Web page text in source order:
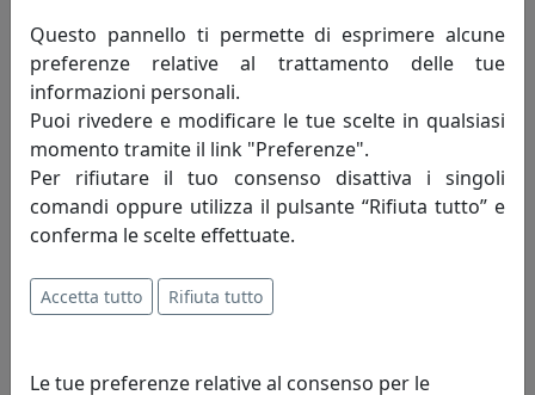
SPECCHIO TEMPLE GRANDE, COD. 0SP0334C16
Arti e Mestieri
420,84 €
Questo pannello ti permette di esprimere alcune
preferenze relative al trattamento delle tue
informazioni personali.
Puoi rivedere e modificare le tue scelte in qualsiasi
momento tramite il link "Preferenze".
Per rifiutare il tuo consenso disattiva i singoli
comandi oppure utilizza il pulsante “Rifiuta tutto” e
conferma le scelte effettuate.
Accetta tutto Rifiuta tutto
Le tue preferenze relative al consenso per le